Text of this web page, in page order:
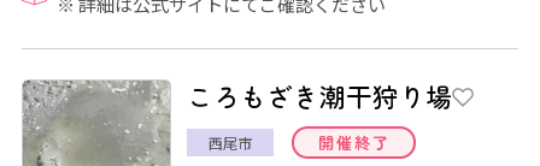
ころもざき潮干狩り場
西尾市 開催終了